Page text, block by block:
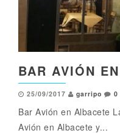
BAR AVIÓN
25/09/2017 garripo 0
Bar Avión en Albacete
Avión en Albacete y...